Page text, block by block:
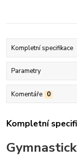
Kompletní specifikace
Parametry
Komentáře 0
Kompletní